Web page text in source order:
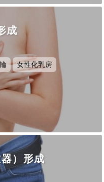
成
女性化乳房
）形成